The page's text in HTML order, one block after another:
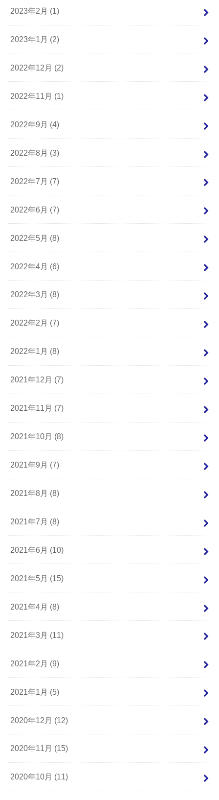
2023年2月 (1)
2023年1月 (2)
2022年12月 (2)
2022年11月 (1)
2022年9月 (4)
2022年8月 (3)
2022年7月 (7)
2022年6月 (7)
2022年5月 (8)
2022年4月 (6)
2022年3月 (8)
2022年2月 (7)
2022年1月 (8)
2021年12月 (7)
2021年11月 (7)
2021年10月 (8)
2021年9月 (7)
2021年8月 (8)
2021年7月 (8)
2021年6月 (10)
2021年5月 (15)
2021年4月 (8)
2021年3月 (11)
2021年2月 (9)
2021年1月 (5)
2020年12月 (12)
2020年11月 (15)
2020年10月 (11)